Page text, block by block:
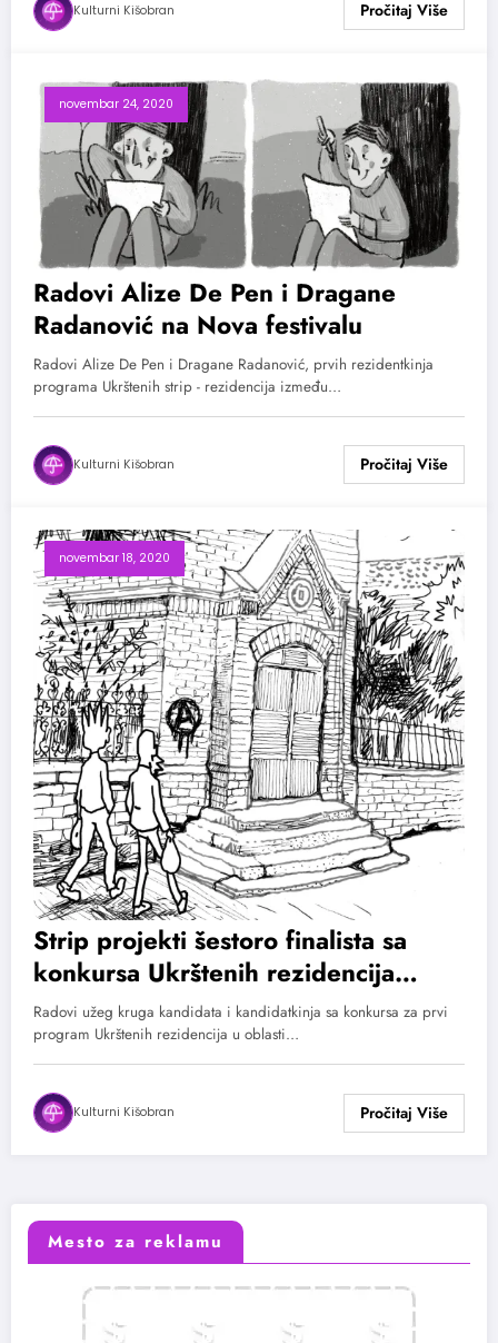
Kulturni Kišobran
novembar 24, 2020
Radovi Alize De Pen i Dragane
Radanović na Nova festivalu
Radovi Alize De Pen i Dragane Radanović, prvih rezidentkinja
programa Ukrštenih strip - rezidencija između…
Kulturni Kišobran
novembar 18, 2020
Strip projekti šestoro finalista sa
konkursa Ukrštenih rezidencija
između Francuske i Srbije na Nova
Festivalu
Radovi užeg kruga kandidata i kandidatkinja sa konkursa za prvi
program Ukrštenih rezidencija u oblasti…
Kulturni Kišobran
Mesto za reklamu